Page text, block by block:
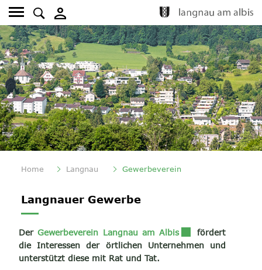
Kopfzeile
Home Langnau Gewerbeverein
Inhalt
Langnauer Gewerbe
DerGewerbeverein Langnau am AlbisExterner Link wird
fördert
die Interessen der örtlichen Unternehmen und
unterstützt diese mit Rat und Tat.
Fusszeile